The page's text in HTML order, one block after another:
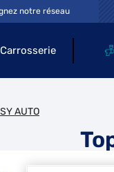
Carrosserie
notre réseau
AUTO